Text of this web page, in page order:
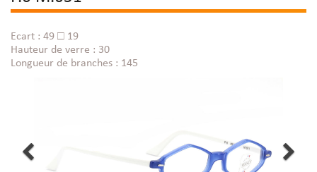
Ecart : 49 □ 19
Hauteur de verre : 30
Longueur de branches : 145